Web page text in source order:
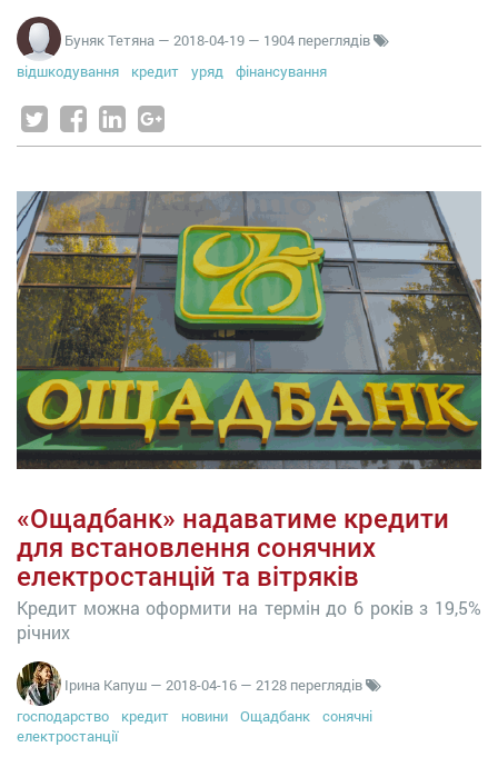
Буняк Тетяна — 2018-04-19 — 1904 переглядів
відшкодування
кредит уряд фінансування
«Ощадбанк» надаватиме кредити
для встановлення сонячних
електростанцій та вітряків
Кредит можна оформити на термін до 6 років з 19,5%
річних
Ірина Капуш — 2018-04-16 — 2128 переглядів
господарство
кредит новини Ощадбанк
сонячні
електростанції